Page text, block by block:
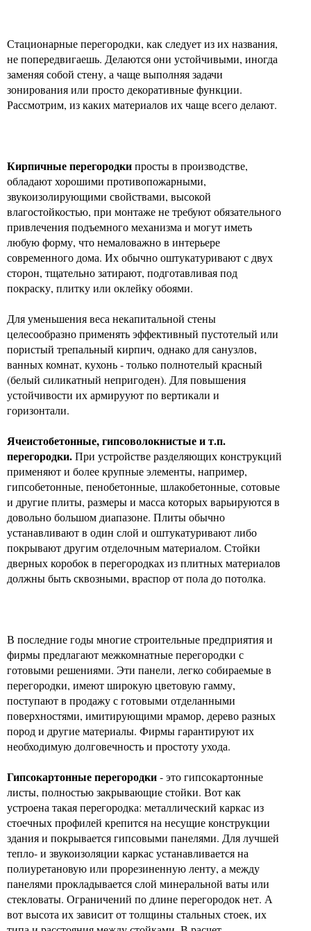
Стационарные перегородки, как следует из их названия,
не попередвигаешь. Делаются они устойчивыми, иногда
заменяя собой стену, а чаще выполняя задачи
зонирования или просто декоративные функции.
Рассмотрим, из каких материалов их чаще всего делают.
Кирпичные перегородкипросты в производстве,
обладают хорошими противопожарными,
звукоизолирующими свойствами, высокой
влагостойкостью, при монтаже не требуют обязательного
привлечения подъемного механизма и могут иметь
любую форму, что немаловажно в интерьере
современного дома. Их обычно оштукатуривают с двух
сторон, тщательно затирают, подготавливая под
покраску, плитку или оклейку обоями.
Для уменьшения веса некапитальной стены
целесообразно применять эффективный пустотелый или
пористый трепальный кирпич, однако для санузлов,
ванных комнат, кухонь - только полнотелый красный
(белый силикатный непригоден). Для повышения
устойчивости их армирууют по вертикали и
горизонтали.
Ячеистобетонные, гипсоволокнистые и т.п.
перегородки.При устройстве разделяющих конструкций
применяют и более крупные элементы, например,
гипсобетонные, пенобетонные, шлакобетонные, сотовые
и другие плиты, размеры и масса которых варьируются в
довольно большом диапазоне. Плиты обычно
устанавливают в один слой и оштукатуривают либо
покрывают другим отделочным материалом. Стойки
дверных коробок в перегородках из плитных материалов
должны быть сквозными, враспор от пола до потолка.
В последние годы многие строительные предприятия и
фирмы предлагают межкомнатные перегородки с
готовыми решениями. Эти панели, легко собираемые в
перегородки, имеют широкую цветовую гамму,
поступают в продажу с готовыми отделанными
поверхностями, имитирующими мрамор, дерево разных
пород и другие материалы. Фирмы гарантируют их
необходимую долговечность и простоту ухода.
Гипсокартонные перегородки- это гипсокартонные
листы, полностью закрывающие стойки. Вот как
устроена такая перегородка: металлический каркас из
стоечных профилей крепится на несущие конструкции
здания и покрывается гипсовыми панелями. Для лучшей
тепло- и звукоизоляции каркас устанавливается на
полиуретановую или прорезиненную ленту, а между
панелями прокладывается слой минеральной ваты или
стекловаты. Ограничений по длине перегородок нет. А
вот высота их зависит от толщины стальных стоек, их